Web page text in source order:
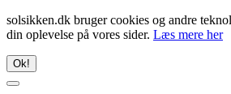
solsikken.dk bruger cookies og andre
din oplevelse på vores sider. Læs mere her
Ok!